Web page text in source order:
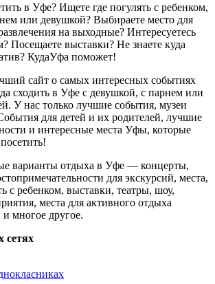
в Уфе? Ищете где погулять с ребенком,
или девушкой? Выбираете место для
на выходные? Интересуетесь
Посещаете выставки? Не знаете куда
КудаУфа поможет!
сайт о самых интересных событиях
сходить в Уфе с девушкой, с парнем или
У нас только лучшие события, музеи
для детей и их родителей, лучшие
и интересные места Уфы, которые
варианты отдыха в Уфе — концерты,
для экскурсий, места,
с ребенком, выставки, театры, шоу,
места для активного отдыха
многое другое.
сетях